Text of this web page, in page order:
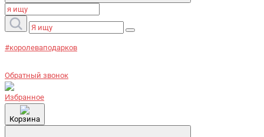
#королеваподарков
Обратный звонок
Избранное
Корзина